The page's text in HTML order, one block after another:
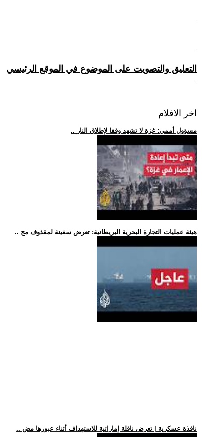
التعليق والتصويت على الموضوع في الموقع الرئيسي
اخر الافلام
.. مسؤول أممي: غزة لا تشهد وقفا لإطلاق النار
.. هيئة عمليات التجارة البحرية البريطانية: تعرض سفينة لمقذوف مج
.. نافذة عسكرية | تعرض ناقلة إماراتية للاستهداف أثناء عبورها مض